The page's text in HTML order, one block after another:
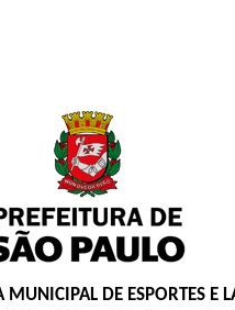
MUNICIPAL DE ESPORTES E